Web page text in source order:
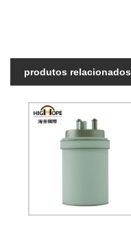
produtos relacionados